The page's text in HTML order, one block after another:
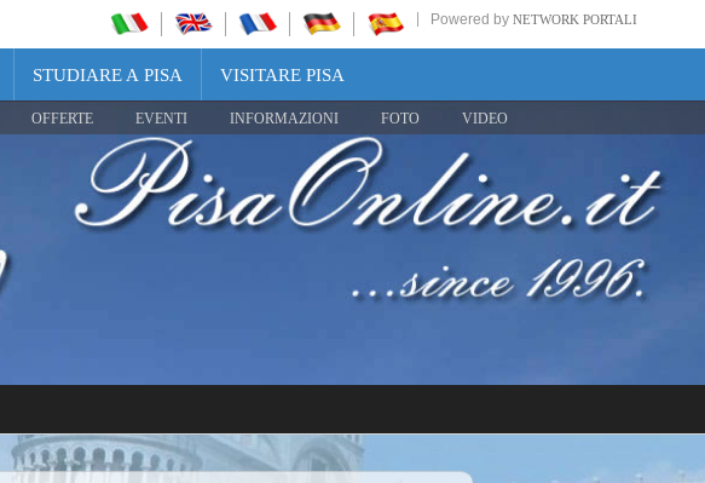
Powered by NETWORK PORTALI
STUDIARE A PISA VISITARE PISA
OFFERTE EVENTI INFORMAZIONI FOTO VIDEO
Share